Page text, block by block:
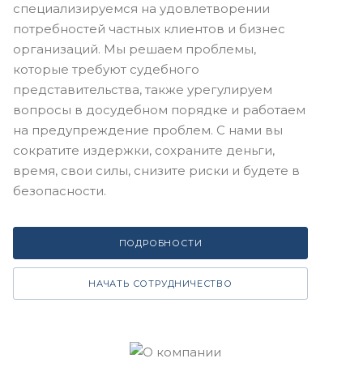
специализируемся на удовлетворении
потребностей частных клиентов и бизнес
организаций. Мы решаем проблемы,
которые требуют судебного
представительства, также урегулируем
вопросы в досудебном порядке и работаем
на предупреждение проблем. С нами вы
сократите издержки, сохраните деньги,
время, свои силы, снизите риски и будете в
безопасности.
ПОДРОБНОСТИ
НАЧАТЬ СОТРУДНИЧЕСТВО